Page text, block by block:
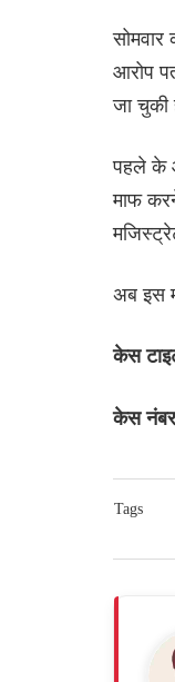
आरोप
जा चुकी
पहले के
माफ
अब इस
केस
केस नंबर
Tags